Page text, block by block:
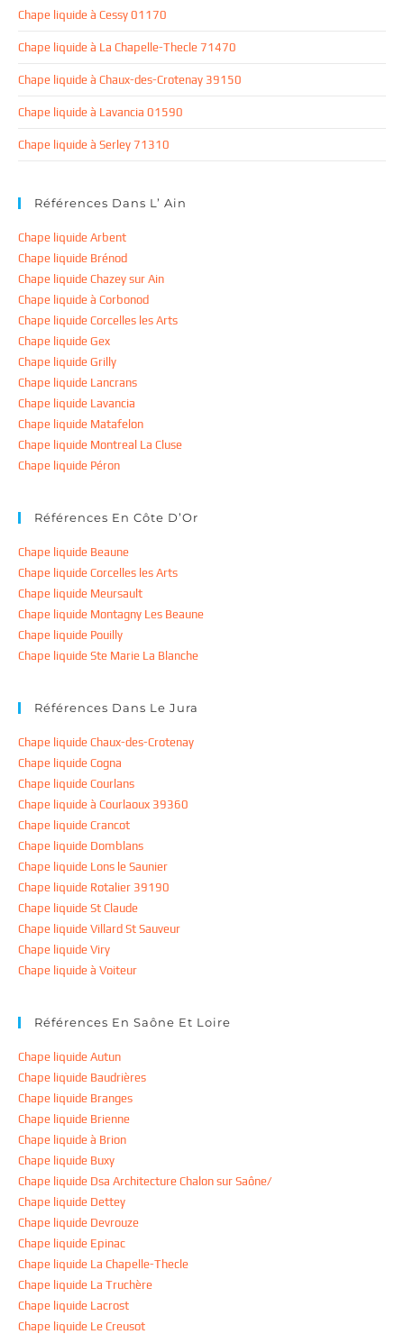
Chape liquide à Cessy 01170
Chape liquide à La Chapelle-Thecle 71470
Chape liquide à Chaux-des-Crotenay 39150
Chape liquide à Lavancia 01590
Chape liquide à Serley 71310
Références Dans L’ Ain
Chape liquide Arbent
Chape liquide Brénod
Chape liquide Chazey sur Ain
Chape liquide à Corbonod
Chape liquide Corcelles les Arts
Chape liquide Gex
Chape liquide Grilly
Chape liquide Lancrans
Chape liquide Lavancia
Chape liquide Matafelon
Chape liquide Montreal La Cluse
Chape liquide Péron
Références En Côte D’Or
Chape liquide Beaune
Chape liquide Corcelles les Arts
Chape liquide Meursault
Chape liquide Montagny Les Beaune
Chape liquide Pouilly
Chape liquide Ste Marie La Blanche
Références Dans Le Jura
Chape liquide Chaux-des-Crotenay
Chape liquide Cogna
Chape liquide Courlans
Chape liquide à Courlaoux 39360
Chape liquide Crancot
Chape liquide Domblans
Chape liquide Lons le Saunier
Chape liquide Rotalier 39190
Chape liquide St Claude
Chape liquide Villard St Sauveur
Chape liquide Viry
Chape liquide à Voiteur
Références En Saône Et Loire
Chape liquide Autun
Chape liquide Baudrières
Chape liquide Branges
Chape liquide Brienne
Chape liquide à Brion
Chape liquide Buxy
Chape liquide Dsa Architecture Chalon sur Saône/
Chape liquide Dettey
Chape liquide Devrouze
Chape liquide Epinac
Chape liquide La Chapelle-Thecle
Chape liquide La Truchère
Chape liquide Lacrost
Chape liquide Le Creusot